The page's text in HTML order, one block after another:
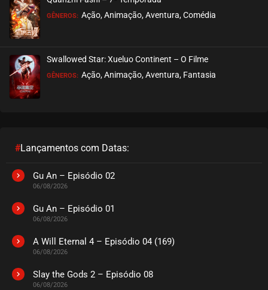
GÊNEROS: Ação, Animação, Aventura, Comédia
Swallowed Star: Xueluo Continent – O Filme
GÊNEROS: Ação, Animação, Aventura, Fantasia
#Lançamentos com Datas:
Gu An – Episódio 02
06/08/2026
Gu An – Episódio 01
06/08/2026
A Will Eternal 4 – Episódio 04 (169)
06/08/2026
Slay the Gods 2 – Episódio 08
06/08/2026